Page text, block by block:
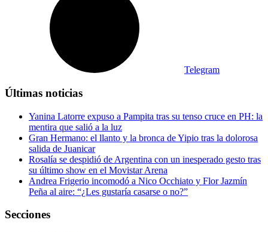
Telegram
Últimas noticias
Yanina Latorre expuso a Pampita tras su tenso cruce en PH: la
mentira que salió a la luz
Gran Hermano: el llanto y la bronca de Yipio tras la dolorosa
salida de Juanicar
Rosalía se despidió de Argentina con un inesperado gesto tras
su último show en el Movistar Arena
Andrea Frigerio incomodó a Nico Occhiato y Flor Jazmín
Peña al aire: “¿Les gustaría casarse o no?”
Secciones